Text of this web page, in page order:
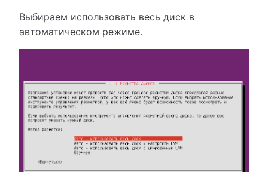
Выбираем использовать весь диск в
автоматическом режиме.